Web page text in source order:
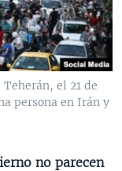
el 21 de
persona en Irán y
no parecen